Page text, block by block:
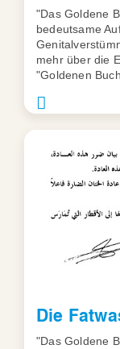
"Das Goldene
bedeutsame
mehr über die
"Goldenen
Die
"Das Goldene